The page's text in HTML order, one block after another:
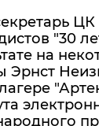
"30
на
Эрнст